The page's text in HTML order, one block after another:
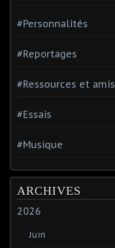
#Personnalités
#Reportages
#Ressources et amis
#Essais
#Musique
ARCHIVES
2026
Juin